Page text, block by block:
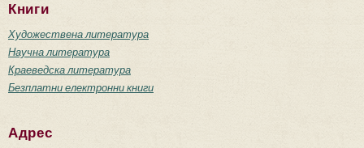
Книги
Художествена литература
Научна литература
Краеведска литература
Безплатни електронни книги
Адрес